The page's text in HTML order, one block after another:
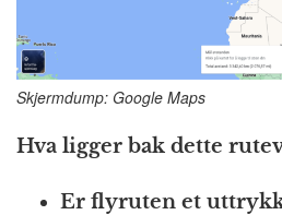
Skjermdump: Google Maps
Hva ligger bak dette
Er flyruten et